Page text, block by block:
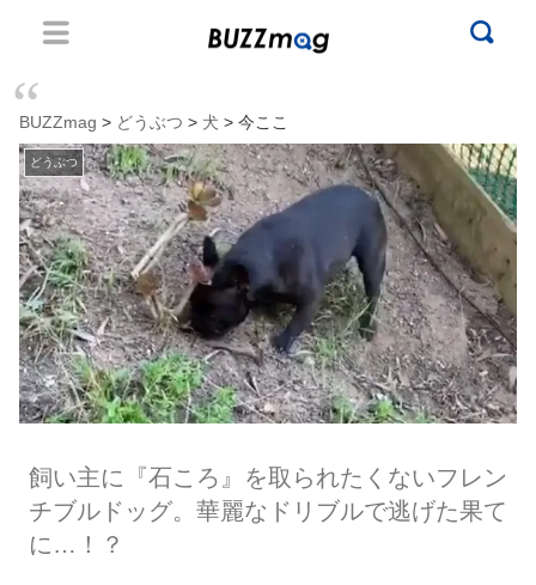
BUZZmag > どうぶつ > 犬 > 今ここ
どうぶつ
飼い主に『石ころ』を取られたくないフレン
チブルドッグ。華麗なドリブルで逃げた果て
に…！？